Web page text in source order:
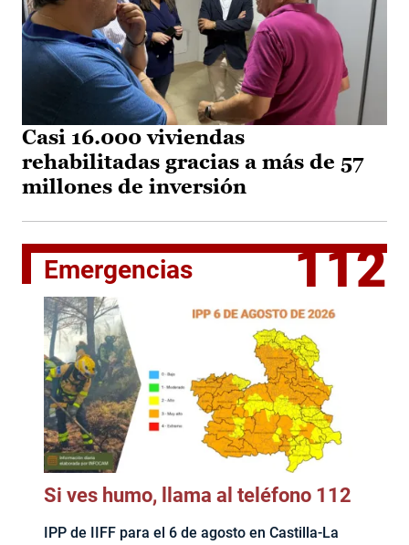
Casi 16.000 viviendas
rehabilitadas gracias a más de 57
millones de inversión
Emergencias 112
Si ves humo, llama al teléfono 112
IPP de IIFF para el 6 de agosto en Castilla-La